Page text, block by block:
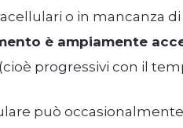
o in mancanza
è ampiamente
progressivi con il
può